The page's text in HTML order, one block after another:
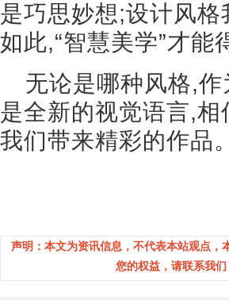
是巧思妙想;设计风
如此,“智慧美学”才能
无论是哪种风格,
是全新的视觉语言,
我们带来精彩的作品。
声明：本文为资讯信息，不代表本站观点，
您的权益，请联系我